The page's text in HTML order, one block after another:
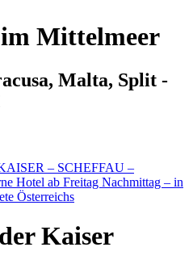
Mittelmeer
Malta, Split -
Kaiser